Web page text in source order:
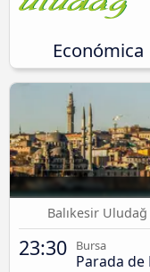
Económica
Balıkesir
23:30 Bursa
Parada